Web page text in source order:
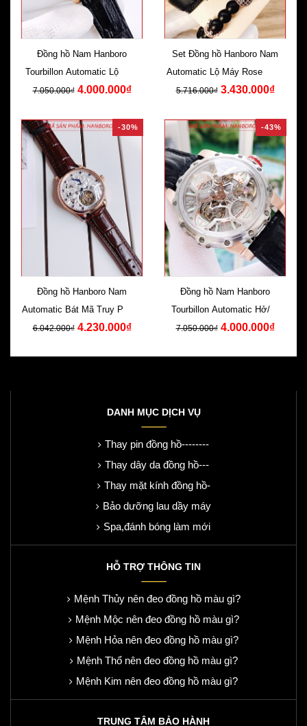
Đồng hồ Nam Hanboro
Tourbillon Automatic Lộ Máy
Cơ Tự Động
7.050.000₫ 4.000.000₫
Set Đồng hồ Hanboro Nam
Automatic Lộ Máy Rose Gold
Dây Da
5.716.000₫ 3.430.000₫
-30%
Đồng hồ Hanboro Nam
Automatic Bát Mã Truy Phong
Dây Da Nâu
6.042.000₫ 4.230.000₫
-43%
Đồng hồ Nam Hanboro
Tourbillon Automatic Hở/Lộ
Máy Dây Da
7.050.000₫ 4.000.000₫
DANH MỤC DỊCH VỤ
Thay pin đồng hồ--------
Thay dây da đồng hồ---
Thay mặt kính đồng hồ-
Bảo dưỡng lau dầy máy
Spa,đánh bóng làm mới
HỖ TRỢ THÔNG TIN
Mệnh Thủy nên đeo đồng hồ màu gì?
Mệnh Mộc nên đeo đồng hồ màu gì?
Mệnh Hỏa nên đeo đồng hồ màu gì?
Mệnh Thổ nên đeo đồng hồ màu gì?
Mệnh Kim nên đeo đồng hồ màu gì?
TRUNG TÂM BẢO HÀNH